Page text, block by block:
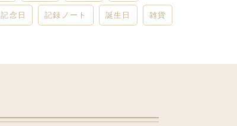
記念日 記録ノート 誕生日 雑貨